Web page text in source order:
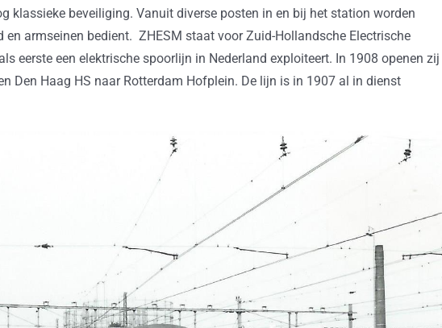
klassieke beveiliging. Vanuit diverse posten in en bij het station worden
en armseinen bedient. ZHESM staat voor Zuid-Hollandsche Electrische
eerste een elektrische spoorlijn in Nederland exploiteert. In 1908 openen zij
Den Haag HS naar Rotterdam Hofplein. De lijn is in 1907 al in dienst